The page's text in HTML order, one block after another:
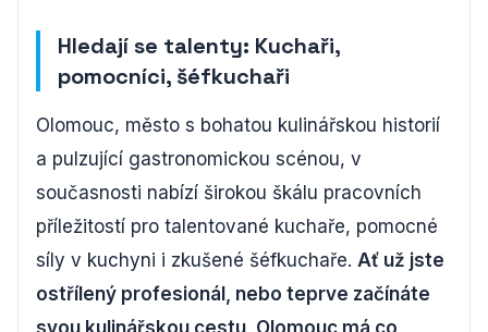
Hledají se talenty: Kuchaři,
pomocníci, šéfkuchaři
Olomouc, město s bohatou kulinářskou historií
a pulzující gastronomickou scénou, v
současnosti nabízí širokou škálu pracovních
příležitostí pro talentované kuchaře, pomocné
síly v kuchyni i zkušené šéfkuchaře. Ať už jste
ostřílený profesionál, nebo teprve začínáte
svou kulinářskou cestu, Olomouc má co